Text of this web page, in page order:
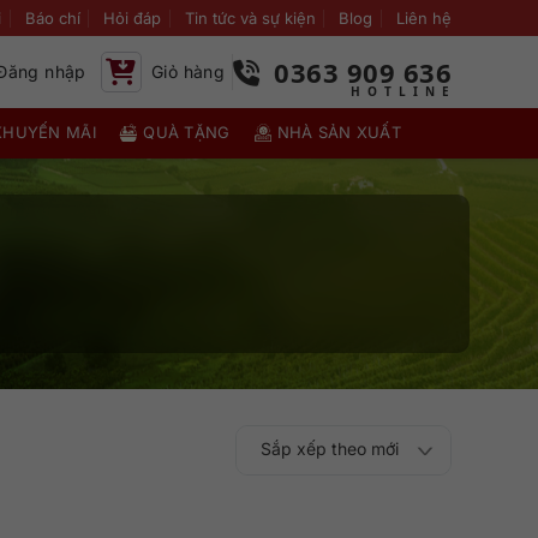
Báo chí Hỏi đáp Tin tức và sự kiện Blog Liên hệ
nhập Giỏ hàng 0363 909 636
MÃI QUÀ TẶNG NHÀ SẢN XUẤT
Sắp xếp theo
Sắp xếp theo mới